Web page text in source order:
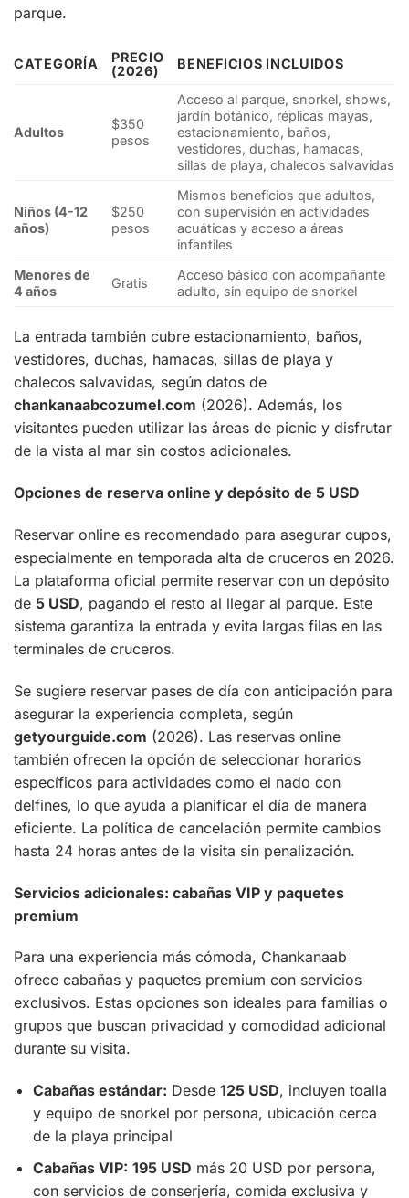
parque.
CATEGORÍA
PRECIO
(2026)
BENEFICIOS INCLUIDOS
Adultos
$350
pesos
Acceso al parque, snorkel, shows,
jardín botánico, réplicas mayas,
estacionamiento, baños,
vestidores, duchas, hamacas,
sillas de playa, chalecos salvavidas
Niños (4-12
años)
$250
pesos
Mismos beneficios que adultos,
con supervisión en actividades
acuáticas y acceso a áreas
infantiles
Menores de
4 años
Gratis
Acceso básico con acompañante
adulto, sin equipo de snorkel
La entrada también cubre estacionamiento, baños,
vestidores, duchas, hamacas, sillas de playa y
chalecos salvavidas, según datos de
chankanaabcozumel.com (2026). Además, los
visitantes pueden utilizar las áreas de picnic y disfrutar
de la vista al mar sin costos adicionales.
Opciones de reserva online y depósito de 5 USD
Reservar online es recomendado para asegurar cupos,
especialmente en temporada alta de cruceros en 2026.
La plataforma oficial permite reservar con un depósito
de 5 USD, pagando el resto al llegar al parque. Este
sistema garantiza la entrada y evita largas filas en las
terminales de cruceros.
Se sugiere reservar pases de día con anticipación para
asegurar la experiencia completa, según
getyourguide.com (2026). Las reservas online
también ofrecen la opción de seleccionar horarios
específicos para actividades como el nado con
delfines, lo que ayuda a planificar el día de manera
eficiente. La política de cancelación permite cambios
hasta 24 horas antes de la visita sin penalización.
Servicios adicionales: cabañas VIP y paquetes
premium
Para una experiencia más cómoda, Chankanaab
ofrece cabañas y paquetes premium con servicios
exclusivos. Estas opciones son ideales para familias o
grupos que buscan privacidad y comodidad adicional
durante su visita.
Cabañas estándar: Desde 125 USD, incluyen toalla
y equipo de snorkel por persona, ubicación cerca
de la playa principal
Cabañas VIP: 195 USD más 20 USD por persona,
con servicios de conserjería, comida exclusiva y